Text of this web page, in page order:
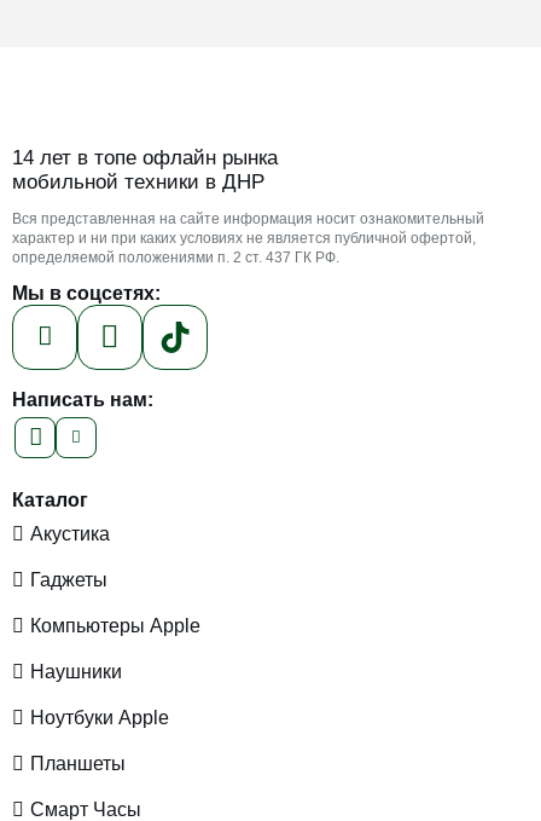
14 лет в топе офлайн рынка
мобильной техники в ДНР
Вся представленная на сайте информация носит ознакомительный
характер и ни при каких условиях не является публичной офертой,
определяемой положениями п. 2 ст. 437 ГК РФ.
Мы в соцсетях:
Написать нам:
Каталог
Акустика
Гаджеты
Компьютеры Apple
Наушники
Ноутбуки Apple
Планшеты
Смарт Часы